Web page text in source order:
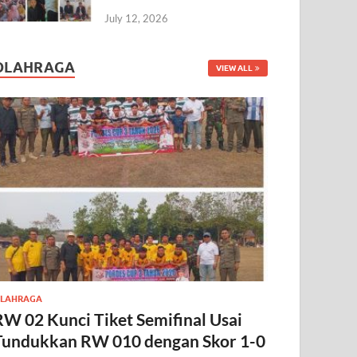
July 12, 2026
VIEW ALL
02 Kunci Tiket Semifinal Usai
RW 010 dengan Skor 1-0